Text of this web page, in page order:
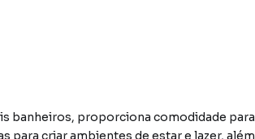
banheiros, proporciona comodidade para
para criar ambientes de estar e lazer, além